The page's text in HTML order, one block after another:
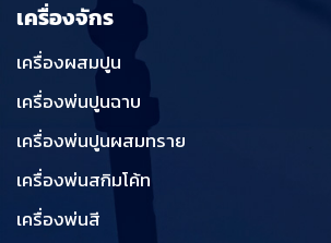
เครื่องจักร
เครื่องผสมปูน
เครื่องพ่นปูนฉาบ
เครื่องพ่นปูนผสมทราย
เครื่องพ่นสกิมโค้ท
เครื่องพ่นสี